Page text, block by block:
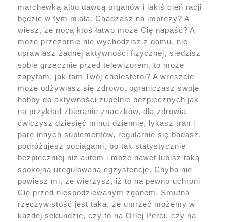
marchewką albo dawcą organów i jakiś cień racji
będzie w tym miała. Chadzasz na imprezy? A
wiesz, że nocą ktoś łatwo może Cię napaść? A
może przezornie nie wychodzisz z domu, nie
uprawiasz żadnej aktywności fizycznej, siedzisz
sobie grzecznie przed telewizorem, to może
zapytam, jak tam Twój cholesterol? A wreszcie
może odżywiasz się zdrowo, ograniczasz swoje
hobby do aktywności zupełnie bezpiecznych jak
na przykład zbieranie znaczków, dla zdrowia
ćwiczysz dziesięć minut dziennie, łykasz tran i
parę innych suplementów, regularnie się badasz,
podróżujesz pociągami, bo tak statystycznie
bezpieczniej niż autem i może nawet lubisz taką
spokojną uregulowaną egzystencję. Chyba nie
powiesz mi, że wierzysz, iż to na pewno uchroni
Cię przed niespodziewanym zgonem. Smutna
rzeczywistość jest taka, że umrzeć możemy w
każdej sekundzie, czy to na Orlej Perci, czy na